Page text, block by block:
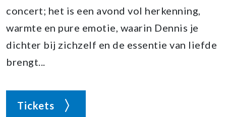
concert; het is een avond vol herkenning,
warmte en pure emotie, waarin Dennis je
dichter bij zichzelf en de essentie van liefde
brengt...
Tickets